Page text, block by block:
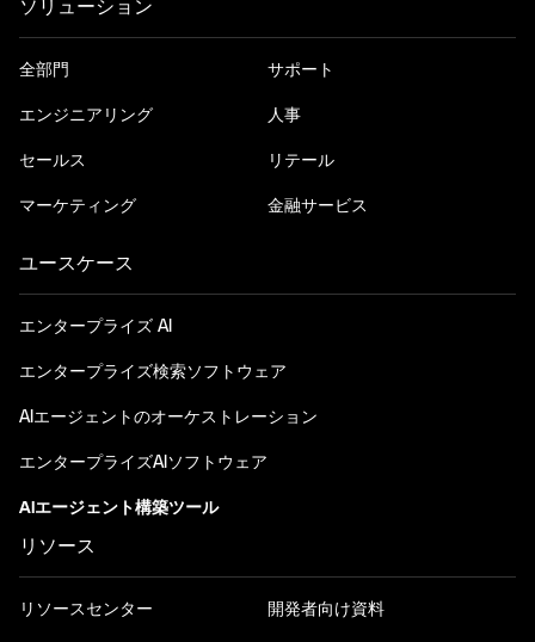
ソリューション
全部門
エンジニアリング
セールス
マーケティング
サポート
人事
リテール
金融サービス
ユースケース
エンタープライズ AI
エンタープライズ検索ソフトウェア
AIエージェントのオーケストレーション
エンタープライズAIソフトウェア
AIエージェント構築ツール
リソース
リソースセンター 開発者向け資料